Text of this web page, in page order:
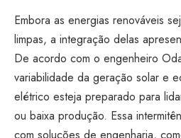
Embora as energias renováveis
limpas, a integração delas
De acordo com o engenheiro
variabilidade da geração solar e
elétrico esteja preparado para
ou baixa produção. Essa